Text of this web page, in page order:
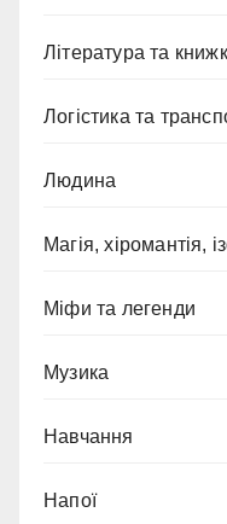
Література та
Логістика та
Людина
Магія, хіромантія,
Міфи та легенди
Музика
Навчання
Напої